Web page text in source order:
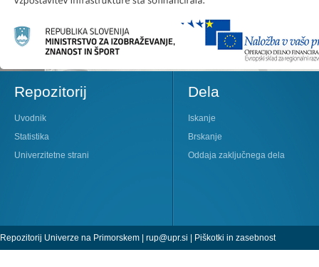
Repozitorij
Uvodnik
Statistika
Univerzitetne strani
Dela
Iskanje
Brskanje
Oddaja zaključnega dela
Repozitorij Univerze na Primorskem | rup@upr.si | Piškotki in zasebnost